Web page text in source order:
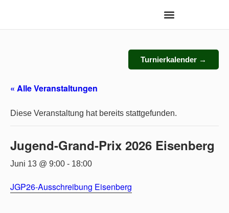
Turnierkalender →
« Alle Veranstaltungen
Diese Veranstaltung hat bereits stattgefunden.
Jugend-Grand-Prix 2026 Eisenberg
Juni 13 @ 9:00 - 18:00
JGP26-Ausschreibung Eisenberg